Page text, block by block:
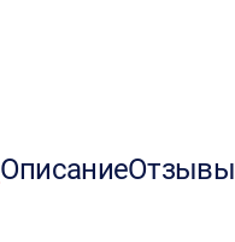
ОписаниеОтзывы